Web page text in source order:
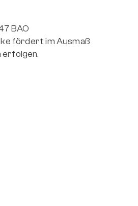
BAO
fördert im Ausmaß
erfolgen.